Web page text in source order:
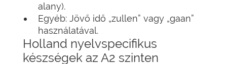
alany).
Egyéb: Jövő idő „zullen” vagy „gaan”
használatával.
Holland nyelvspecifikus
készségek az A2 szinten